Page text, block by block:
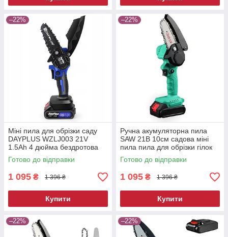
–22%
Міні пила для обрізки саду
DAYPLUS WZLJ003 21V
1.5Ah 4 дюйма бездротова
міні пила міні-пилка
акумуляторна
Готово до відправки
1 095 ₴ 1 396 ₴
Купити
–22%
Ручна акумуляторна пила
SAW 21В 10см садова міні
пила пила для обрізки гілок
Готово до відправки
1 095 ₴ 1 396 ₴
Купити
–22% –22%